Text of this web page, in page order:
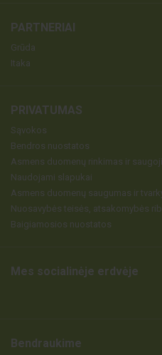
PARTNERIAI
Grūda
Itaka
PRIVATUMAS
Sąvokos
Bendros nuostatos
Asmens duomenų rinkimas ir
Naudojami slapukai
Asmens duomenų saugumas ir
Nuosavybės teisės, atsakomybės
Baigiamosios nuostatos
Mes socialinėje erdvėje
Bendraukime